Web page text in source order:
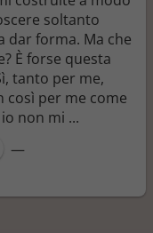
soltanto
dar forma. Ma che
È forse questa
tanto per me,
così per me come
non mi ...
—